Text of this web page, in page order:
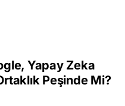
Yapay Zeka
Peşinde Mi?